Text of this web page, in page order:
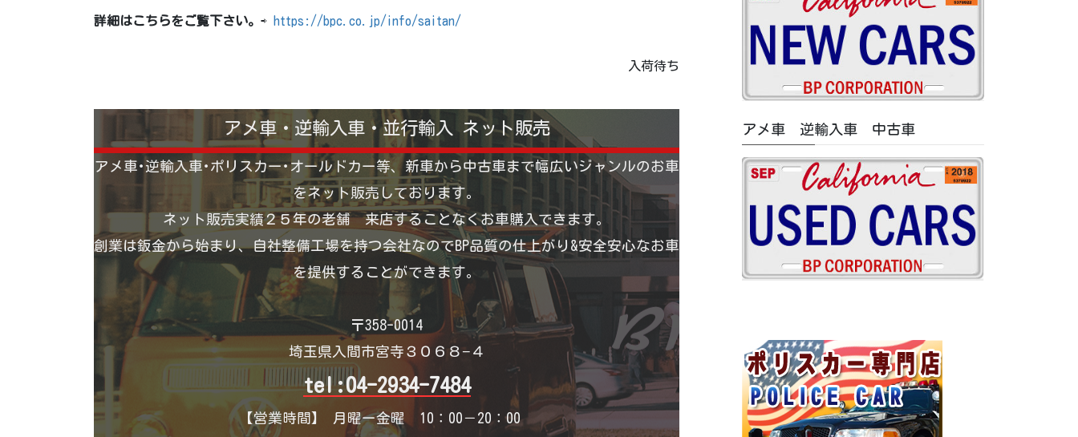
詳細はこちらをご覧下さい。 ⇨ https://bpc.co.jp/info/saitan/
入荷待ち
アメ車・逆輸入車・並行輸入 ネット販売
アメ車･逆輸入車･ポリスカー･オールドカー等、新車から中古車まで幅広いジャンルのお車
をネット販売しております。
ネット販売実績２５年の老舗 来店することなくお車購入できます。
創業は鈑金から始まり、自社整備工場を持つ会社なのでBP品質の仕上がり&安全安心なお車
を提供することができます。
〒358-0014
埼玉県入間市宮寺３０６８−４
tel:04-2934-7484
【営業時間】 月曜ー金曜 10：00－20：00
リ
ー
アメ車 逆輸入車 中古車